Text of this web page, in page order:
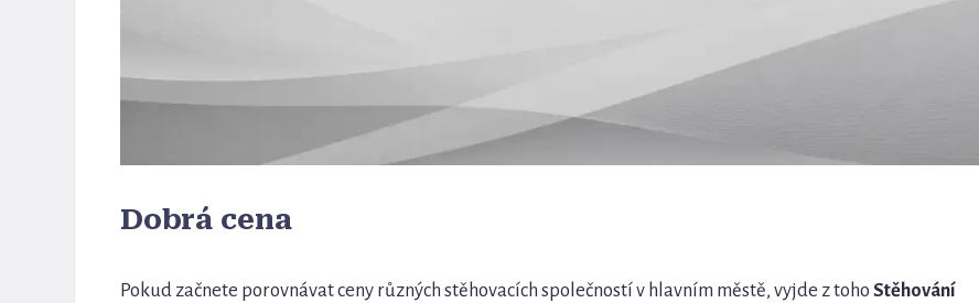
Dobrá cena
Pokud začnete porovnávat ceny různých stěhovacích společností v hlavním městě, vyjde z toho Stěhování